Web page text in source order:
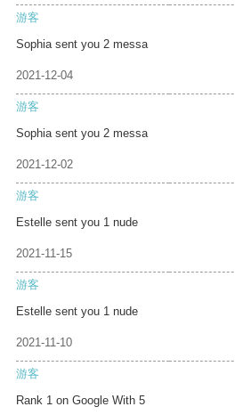
游客
Sophia sent you 2 messa
2021-12-04
游客
Sophia sent you 2 messa
2021-12-02
游客
Estelle sent you 1 nude
2021-11-15
游客
Estelle sent you 1 nude
2021-11-10
游客
Rank 1 on Google With 5